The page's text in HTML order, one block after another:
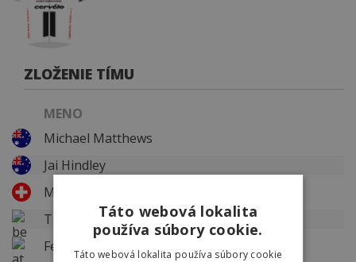
ZLOŽENIE TÍMU
MENO
Michael Matthews
Jai Hindley
Marc Hirschi
Tiesj Benoot
Felix Gall
Táto webová lokalita
používa súbory cookie.
Táto webová lokalita používa súbory cookie